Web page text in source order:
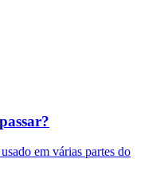
em várias partes do